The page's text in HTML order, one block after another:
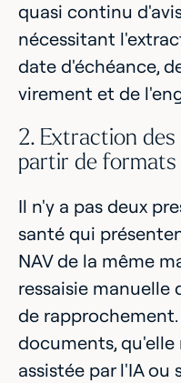
quasi continu
nécessitant
date d'échéance,
virement et de
2. Extraction des
partir de formats
Il n'y a pas deux
santé qui
NAV de la même
ressaisie manuelle
de
documents,
assistée par l'IA ou